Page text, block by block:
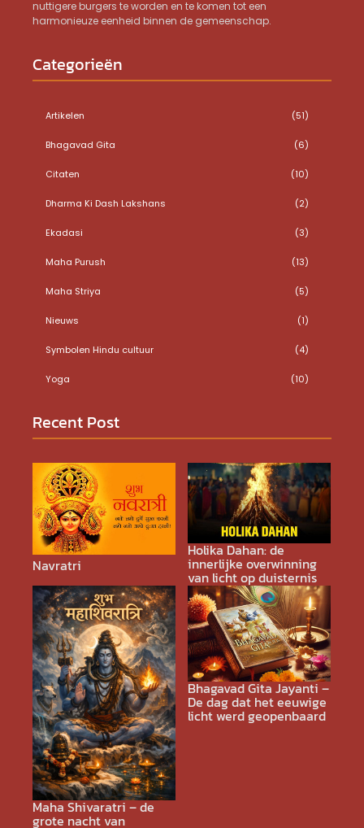
nuttigere burgers te worden en te komen tot een
harmonieuze eenheid binnen de gemeenschap.
Categorieën
Artikelen (51)
Bhagavad Gita (6)
Citaten (10)
Dharma Ki Dash Lakshans (2)
Ekadasi (3)
Maha Purush (13)
Maha Striya (5)
Nieuws (1)
Symbolen Hindu cultuur (4)
Yoga (10)
Recent Post
Navratri
Holika Dahan: de
innerlijke overwinning
van licht op duisternis
Maha Shivaratri – de
grote nacht van
Bhagavad Gita Jayanti –
De dag dat het eeuwige
licht werd geopenbaard